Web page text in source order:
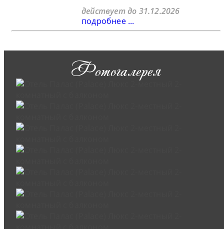
действует до 31.12.2026
подробнее ...
Фотогалерея